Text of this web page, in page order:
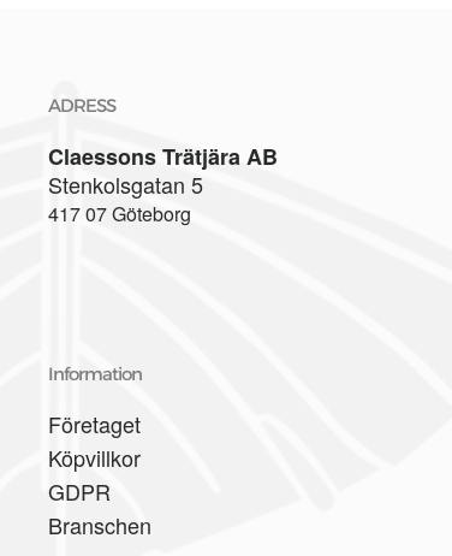
ADRESS
Claessons Trätjära AB
Stenkolsgatan 5
417 07 Göteborg
Information
Företaget
Köpvillkor
GDPR
Branschen